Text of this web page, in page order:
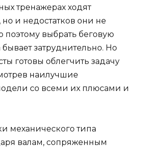
тренажерах ходят
и недостатков они не
выбрать беговую
затруднительно. Но
готовы облегчить задачу
наилучшие
со всеми их плюсами и
механического типа
валам, сопряженным